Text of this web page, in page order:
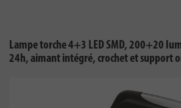
Lampe torche 4+3 LED SMD, 200+20
24h, aimant intégré, crochet et support